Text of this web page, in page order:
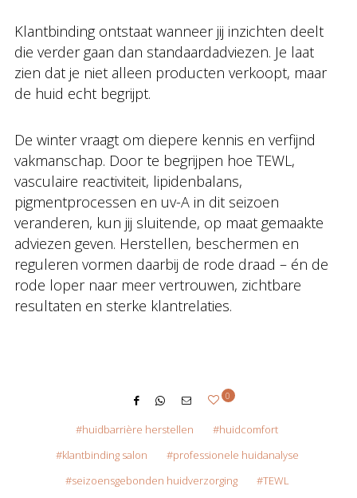
Klantbinding ontstaat wanneer jij inzichten deelt
die verder gaan dan standaardadviezen. Je laat
zien dat je niet alleen producten verkoopt, maar
de huid echt begrijpt.
De winter vraagt om diepere kennis en verfijnd
vakmanschap. Door te begrijpen hoe TEWL,
vasculaire reactiviteit, lipidenbalans,
pigmentprocessen en uv-A in dit seizoen
veranderen, kun jij sluitende, op maat gemaakte
adviezen geven. Herstellen, beschermen en
reguleren vormen daarbij de rode draad – én de
rode loper naar meer vertrouwen, zichtbare
resultaten en sterke klantrelaties.
0
huidbarrière herstellen
huidcomfort
klantbinding salon
professionele huidanalyse
seizoensgebonden huidverzorging
TEWL